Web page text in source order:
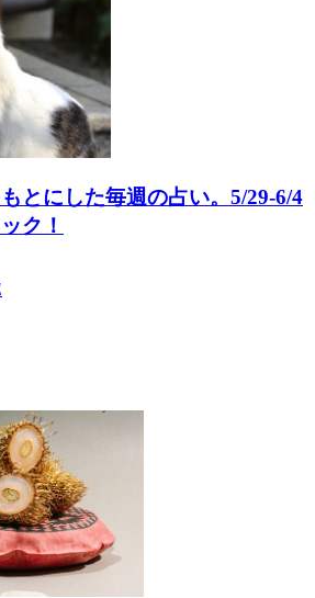
とにした毎週の占い。5/29-6/4
ク！